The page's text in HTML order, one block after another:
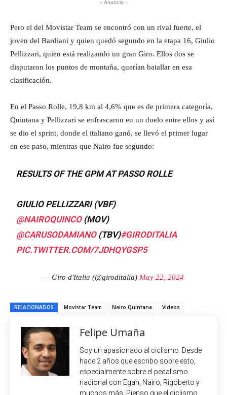
- Anuncio -
Pero el del Movistar Team se encontró con un rival fuerte, el
joven del Bardiani y quien quedó segundo en la etapa 16, Giulio
Pellizzari, quien está realizando un gran Giro. Ellos dos se
disputaron los puntos de montaña, querían batallar en esa
clasificación.
En el Passo Rolle, 19,8 km al 4,6% que es de primera categoría,
Quintana y Pellizzari se enfrascaron en un duelo entre ellos y así
se dio el sprint, donde el italiano ganó, se llevó el primer lugar
en ese paso, mientras que Nairo fue segundo:
RESULTS OF THE GPM AT PASSO ROLLE
GIULIO PELLIZZARI (VBF)
@NAIROQUINCO(MOV)
@CARUSODAMIANO(TBV)#GIRODITALIA
PIC.TWITTER.COM/7JDHQYGSP5
— Giro d'Italia (@giroditalia) May 22, 2024
RELACIONADOS Movistar Team Nairo Quintana Videos
Felipe Umaña
Soy un apasionado al ciclismo. Desde
hace 2 años que escribo sobre esto,
especialmente sobre el pedalismo
nacional con Egan, Nairo, Rigoberto y
muchos más. Pienso que el ciclismo